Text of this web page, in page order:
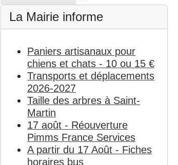
La Mairie informe
Paniers artisanaux pour
chiens et chats - 10 ou 15 €
Transports et déplacements
2026-2027
Taille des arbres à Saint-
Martin
17 août - Réouverture
Pimms France Services
A partir du 17 Août - Fiches
horaires bus